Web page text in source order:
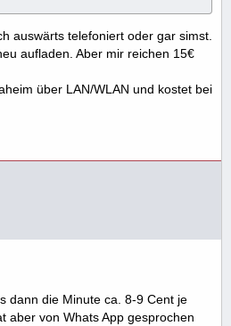
auswärts telefoniert oder gar simst.
aufladen. Aber mir reichen 15€
über LAN/WLAN und kostet bei
dann die Minute ca. 8-9 Cent je
aber von Whats App gesprochen